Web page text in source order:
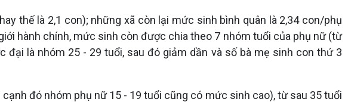
thế là 2,1 con); những xã còn lại mức sinh bình quân là 2,34 con/phụ
hành chính, mức sinh còn được chia theo 7 nhóm tuổi của phụ nữ (từ
đại là nhóm 25 - 29 tuổi, sau đó giảm dần và số bà mẹ sinh con thứ 3
đó nhóm phụ nữ 15 - 19 tuổi cũng có mức sinh cao), từ sau 35 tuổi